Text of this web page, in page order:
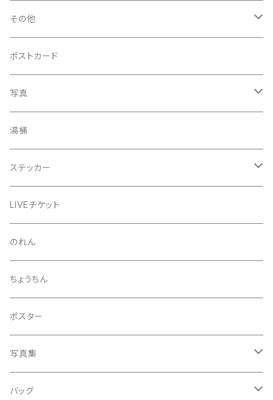
菅沼温泉ハンカチタオル
手ぬぐい
その他
コースター
うちわ
きんちゃく
マッチ
くつ下
お礼ボイス
アクリルスタンド
灰皿
ポストカード
写真
24節気少年
芒種風景
夏至風景
白露
生写真
プロマイド（マルベル堂）
湯桶
ステッカー
24節気少年
毅然湯
スガヌマンチョコシール
A HARD DAY'S NIGHT
with the suganuma's
LIVEチケット
のれん
ちょうちん
ポスター
写真集
５歳刻み写真集
バッグ